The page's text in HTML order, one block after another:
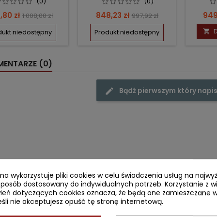
zł Cena
podstawowa
1 008,00 zł
niedostępny
Cena
848,23 zł Cena
podstawowa
997,92 zł
Produkt niedostępny

(0)
Bądź pierwszym który
wykorzystuje pliki cookies w celu świadczenia usług na
dostosowany do indywidualnych potrzeb. Korzystanie z
dotyczących cookies oznacza, że będą one zamieszczane
nie akceptujesz opuść tę stronę internetową.